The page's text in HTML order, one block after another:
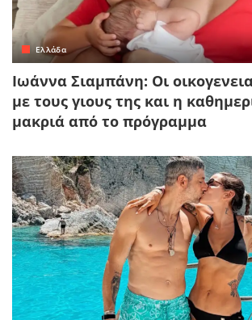
Ελλάδα
Ιωάννα Σιαμπάνη: Οι
με τους γιους της και η
μακριά από το πρόγραμμα